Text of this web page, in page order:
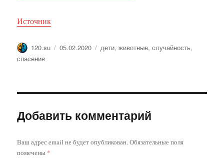
Источник
Автор
120.su Опубликовано
05.02.2020 Метки
дети,животные,случайность,
спасение
Добавить комментарий
Ваш адрес email не будет опубликован.Обязательные поля
помечены *